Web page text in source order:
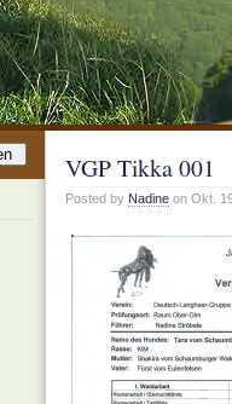
VGP Tikka 001
Posted by Nadine on Okt.